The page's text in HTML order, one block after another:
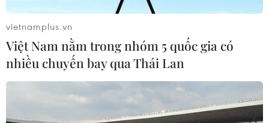
vietnamplus.vn
Việt Nam nằm trong nhóm 5 quốc gia có
nhiều chuyến bay qua Thái Lan